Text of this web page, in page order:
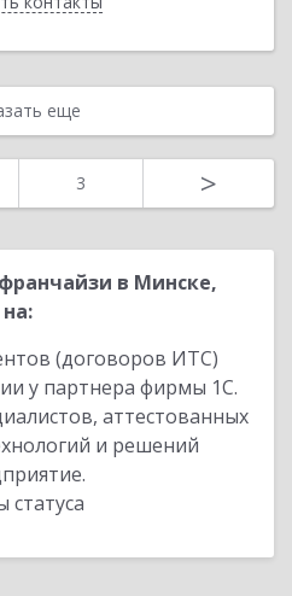
еще
3 >
в Минске,
(договоров ИТС)
у партнера фирмы 1С.
аттестованных
и решений